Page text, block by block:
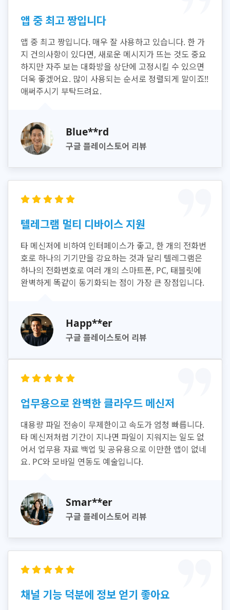
앱 중 최고 짱입니다
앱 중 최고 짱입니다. 매우 잘 사용하고 있습니다. 한 가
지 건의사항이 있다면, 새로운 메시지가 뜨는 것도 중요
하지만 자주 보는 대화방을 상단에 고정시킬 수 있으면
더욱 좋겠어요. 많이 사용되는 순서로 정렬되게 말이죠!!
애써주시기 부탁드려요.
Blue**rd
구글 플레이스토어 리뷰
텔레그램 멀티 디바이스 지원
타 메신저에 비하여 인터페이스가 좋고, 한 개의 전화번
호로 하나의 기기만을 강요하는 것과 달리 텔레그램은
하나의 전화번호로 여러 개의 스마트폰, PC, 태블릿에
완벽하게 똑같이 동기화되는 점이 가장 큰 장점입니다.
Happ**er
구글 플레이스토어 리뷰
업무용으로 완벽한 클라우드 메신저
대용량 파일 전송이 무제한이고 속도가 엄청 빠릅니다.
타 메신저처럼 기간이 지나면 파일이 지워지는 일도 없
어서 업무용 자료 백업 및 공유용으로 이만한 앱이 없네
요. PC와 모바일 연동도 예술입니다.
Smar**er
구글 플레이스토어 리뷰
채널 기능 덕분에 정보 얻기 좋아요